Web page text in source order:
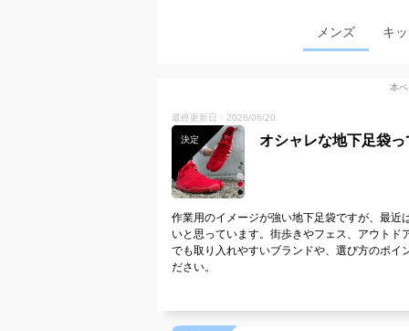
メンズ キ
本
最終更新日：2026/06/20
決定 オシャレな地下足袋
作業用のイメージが強い地下足袋ですが、最
いと思っています。街歩きやフェス、アウト
でも取り入れやすいブランドや、選び方のポ
ださい。